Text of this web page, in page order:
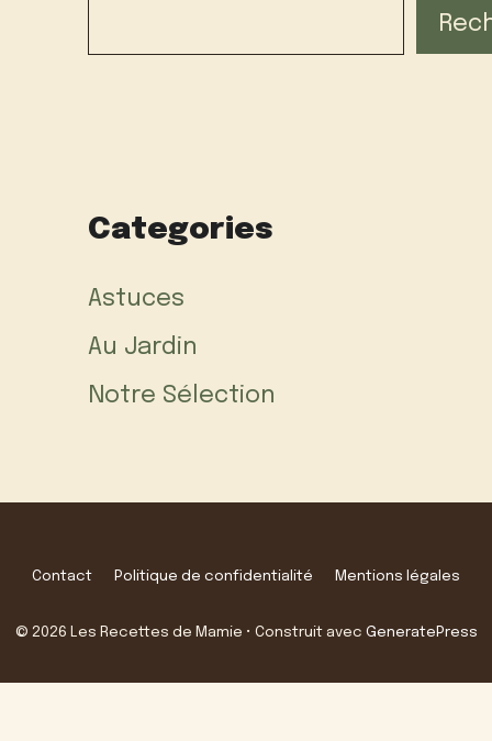
Categories
Astuces
Au Jardin
Notre Sélection
Contact Politique de confidentialité Mentions légales
© 2026 Les Recettes de Mamie • Construit avec GeneratePress